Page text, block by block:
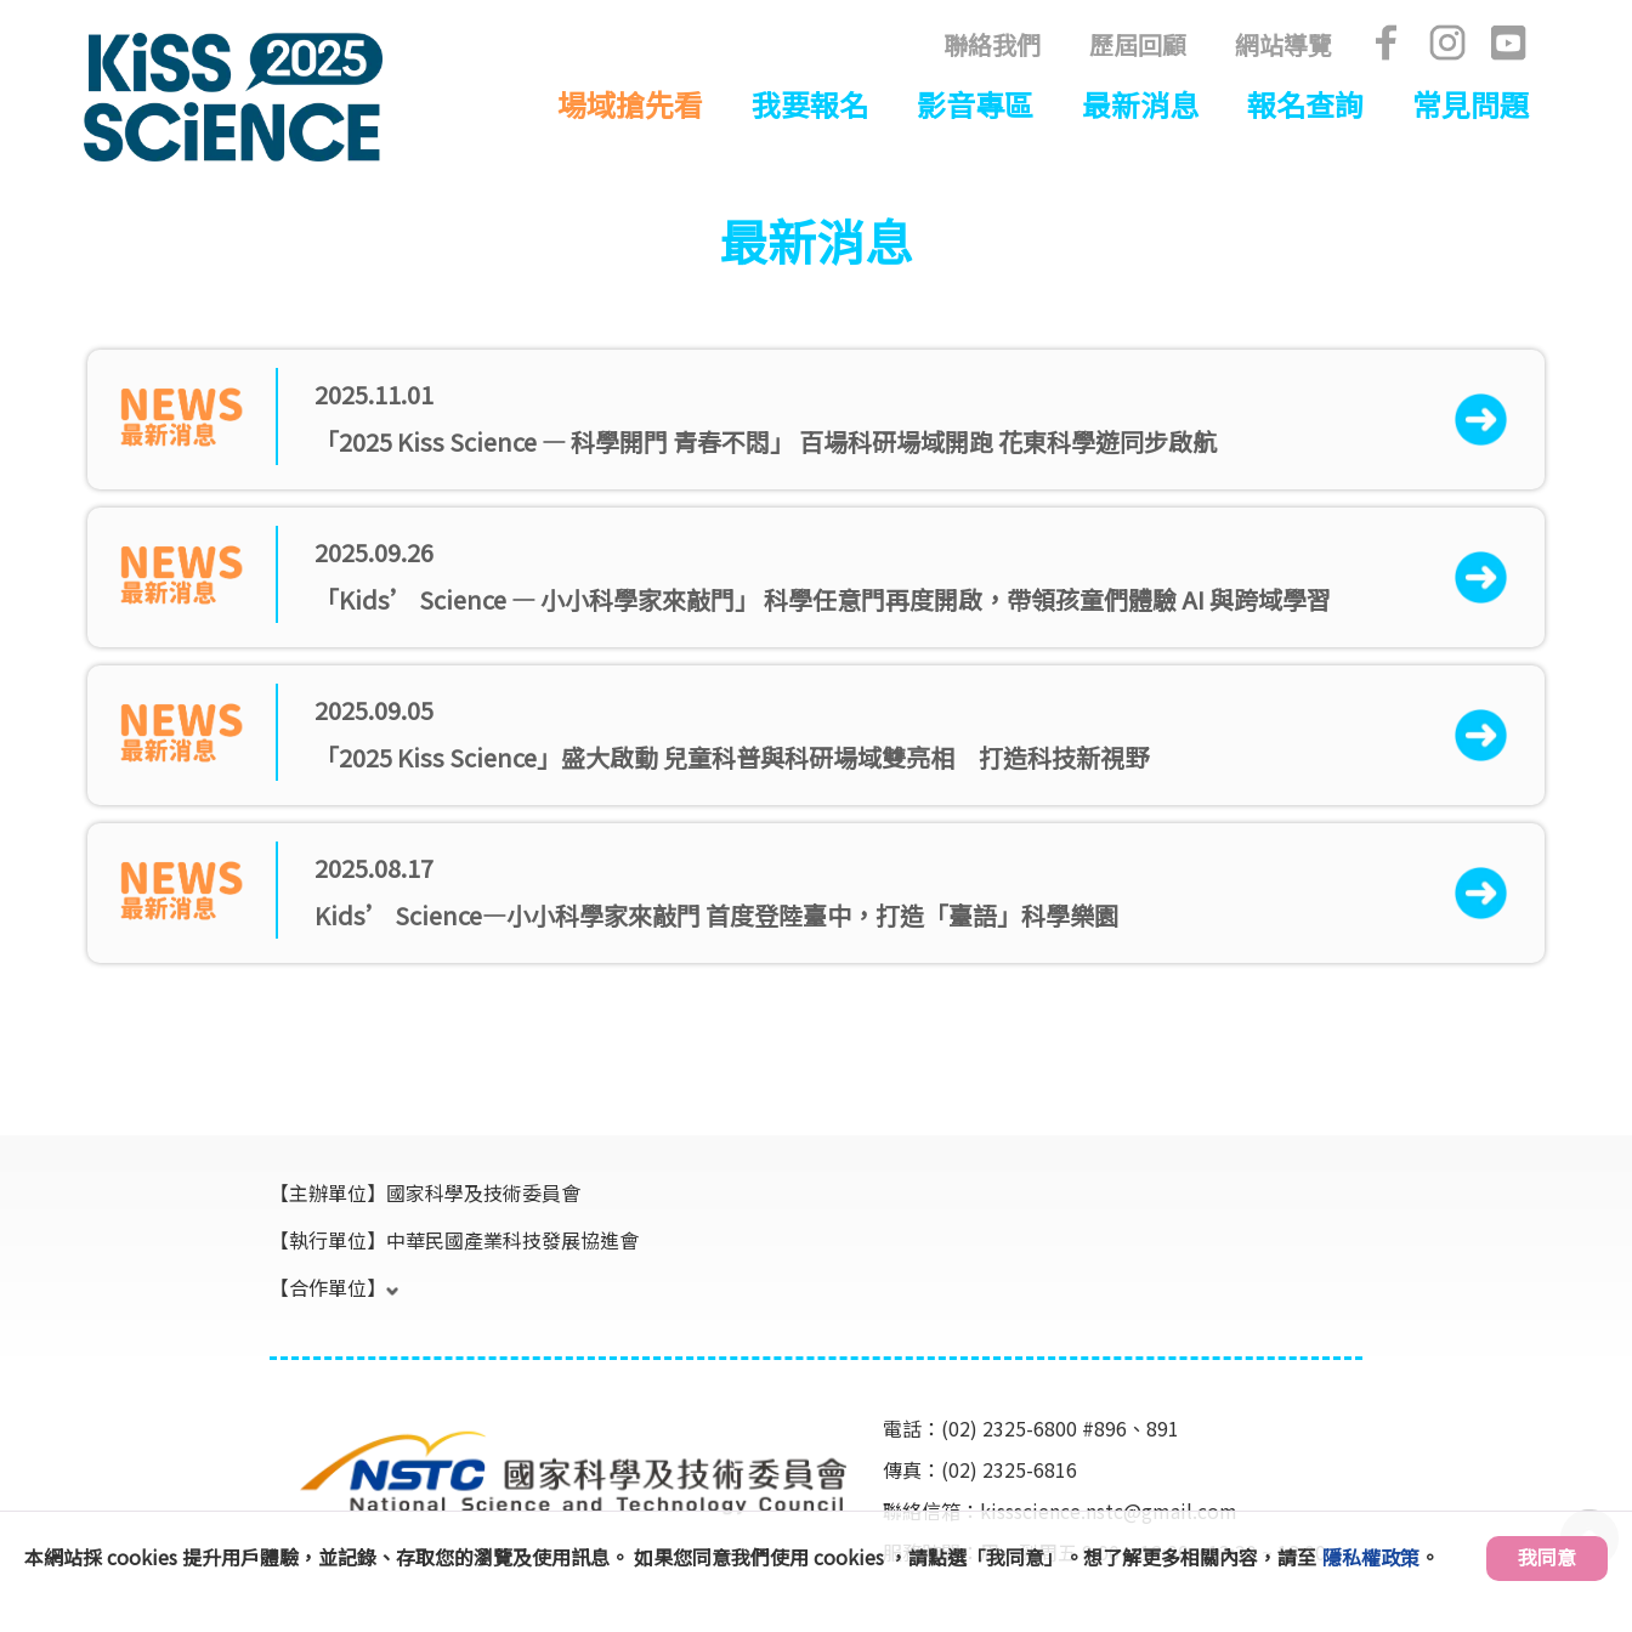
聯絡我們 歷屆回顧 網站導覽
場域搶先看 我要報名 影音專區 最新消息 報名查詢 常見問題
最新消息
2025.11.01
「2025 Kiss Science — 科學開門 青春不悶」 百場科研場域開跑 花東科學遊同步啟航
2025.09.26
「Kids’ Science — 小小科學家來敲門」 科學任意門再度開啟，帶領孩童們體驗 AI 與跨域學習
2025.09.05
「2025 Kiss Science」盛大啟動 兒童科普與科研場域雙亮相 打造科技新視野
2025.08.17
Kids’ Science—小小科學家來敲門 首度登陸臺中，打造「臺語」科學樂園
【主辦單位】 國家科學及技術委員會
【執行單位】 中華民國產業科技發展協進會
【合作單位】
電話：(02) 2325-6800 #896、891
傳真：(02) 2325-6816
聯絡信箱：kissscience.nstc@gmail.com
服務時間：周一到周五 9:00 ~ 12:00、13:30 ~ 18:00
本網站採 cookies 提升用戶體驗，並記錄、存取您的瀏覽及使用訊息。 如果您同意我們使用 cookies ，請點選「我同意」。想了解更多相關內容，請至 隱私權政策 。 我同意